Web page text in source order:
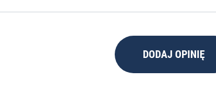
DODAJ OPINIĘ